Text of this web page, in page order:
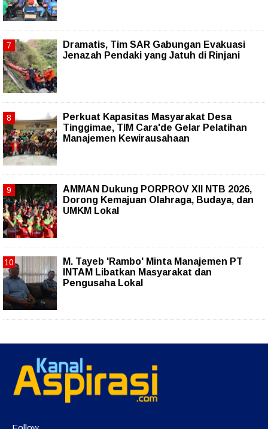
Dramatis, Tim SAR Gabungan Evakuasi
Jenazah Pendaki yang Jatuh di Rinjani
Perkuat Kapasitas Masyarakat Desa
Tinggimae, TIM Cara'de Gelar Pelatihan
Manajemen Kewirausahaan
AMMAN Dukung PORPROV XII NTB 2026,
Dorong Kemajuan Olahraga, Budaya, dan
UMKM Lokal
M. Tayeb 'Rambo' Minta Manajemen PT
INTAM Libatkan Masyarakat dan
Pengusaha Lokal